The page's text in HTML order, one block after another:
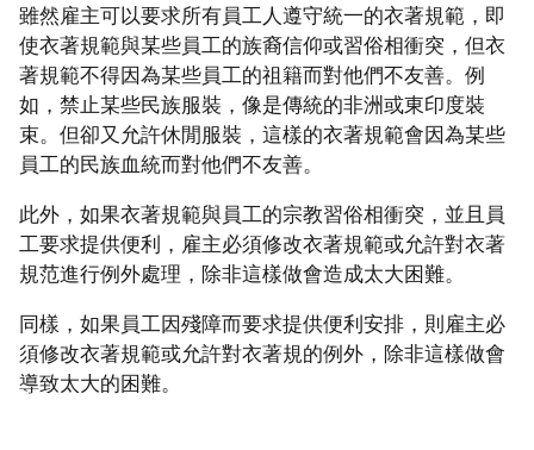
雖然雇主可以要求所有員工人遵守統一的衣著規範，即
使衣著規範與某些員工的族裔信仰或習俗相衝突，但衣
著規範不得因為某些員工的祖籍而對他們不友善。例
如，禁止某些民族服裝，像是傳統的非洲或東印度裝
束。但卻又允許休閒服裝，這樣的衣著規範會因為某些
員工的民族血統而對他們不友善。
此外，如果衣著規範與員工的宗教習俗相衝突，並且員
工要求提供便利，雇主必須修改衣著規範或允許對衣著
規范進行例外處理，除非這樣做會造成太大困難。
同樣，如果員工因殘障而要求提供便利安排，則雇主必
須修改衣著規範或允許對衣著規的例外，除非這樣做會
導致太大的困難。